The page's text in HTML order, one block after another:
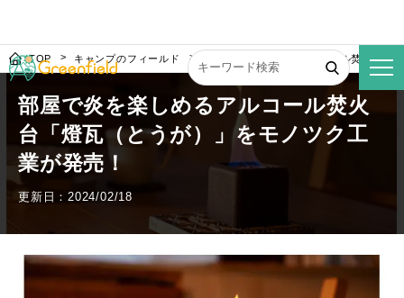
TOP キャンプのフィールド 部屋で炎を楽しめるアルコール焚火台「
部屋で炎を楽しめるアルコール焚火
台「燈瓦（とうが）」をモノツク工
業が発売！
更新日：2024/02/18